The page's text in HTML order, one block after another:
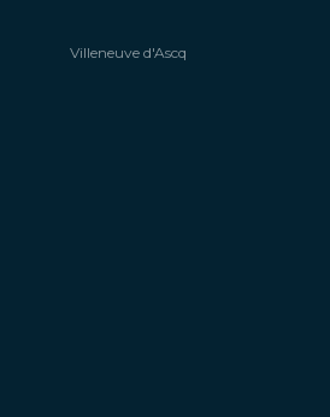
Villeneuve d'Ascq